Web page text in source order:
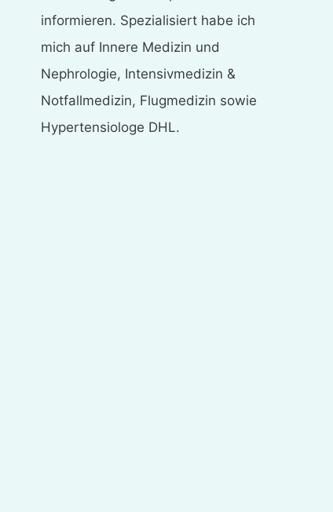
informieren. Spezialisiert habe ich
mich auf Innere Medizin und
Nephrologie, Intensivmedizin &
Notfallmedizin, Flugmedizin sowie
Hypertensiologe DHL.